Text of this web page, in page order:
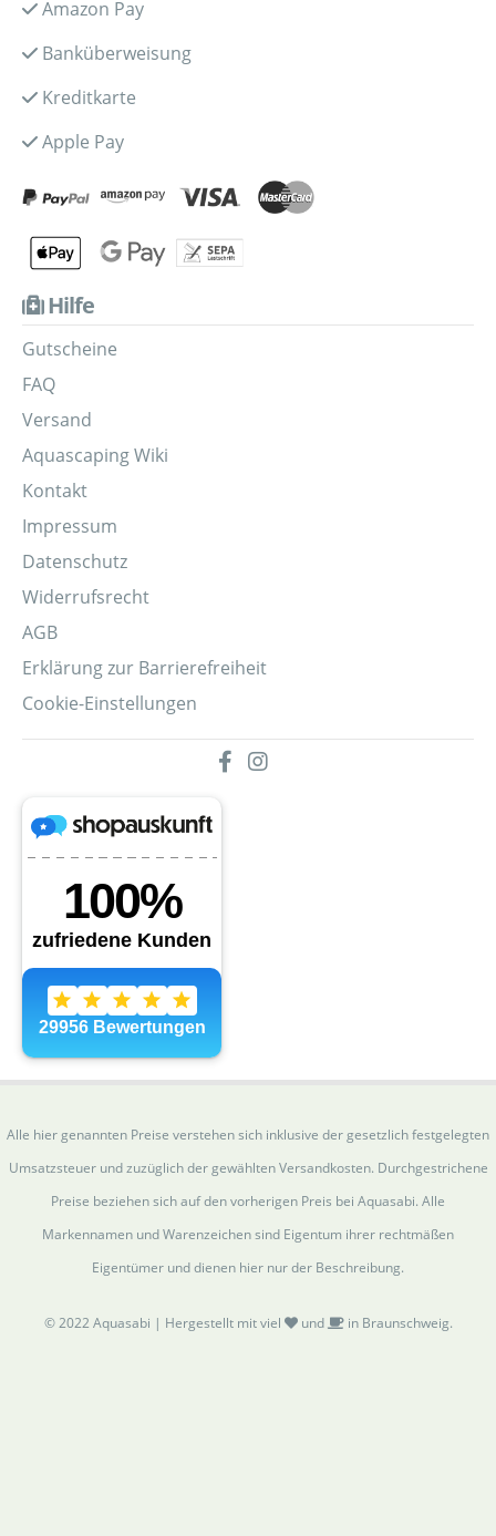
Amazon Pay
Banküberweisung
Kreditkarte
Apple Pay
Hilfe
Gutscheine
FAQ
Versand
Aquascaping Wiki
Kontakt
Impressum
Datenschutz
Widerrufsrecht
AGB
Erklärung zur Barrierefreiheit
Cookie-Einstellungen
Alle hier genannten Preise verstehen sich inklusive der gesetzlich festgelegten
Umsatzsteuer und zuzüglich der gewählten Versandkosten. Durchgestrichene
Preise beziehen sich auf den vorherigen Preis bei Aquasabi. Alle
Markennamen und Warenzeichen sind Eigentum ihrer rechtmäßen
Eigentümer und dienen hier nur der Beschreibung.
© 2022 Aquasabi | Hergestellt mit viel und in Braunschweig.